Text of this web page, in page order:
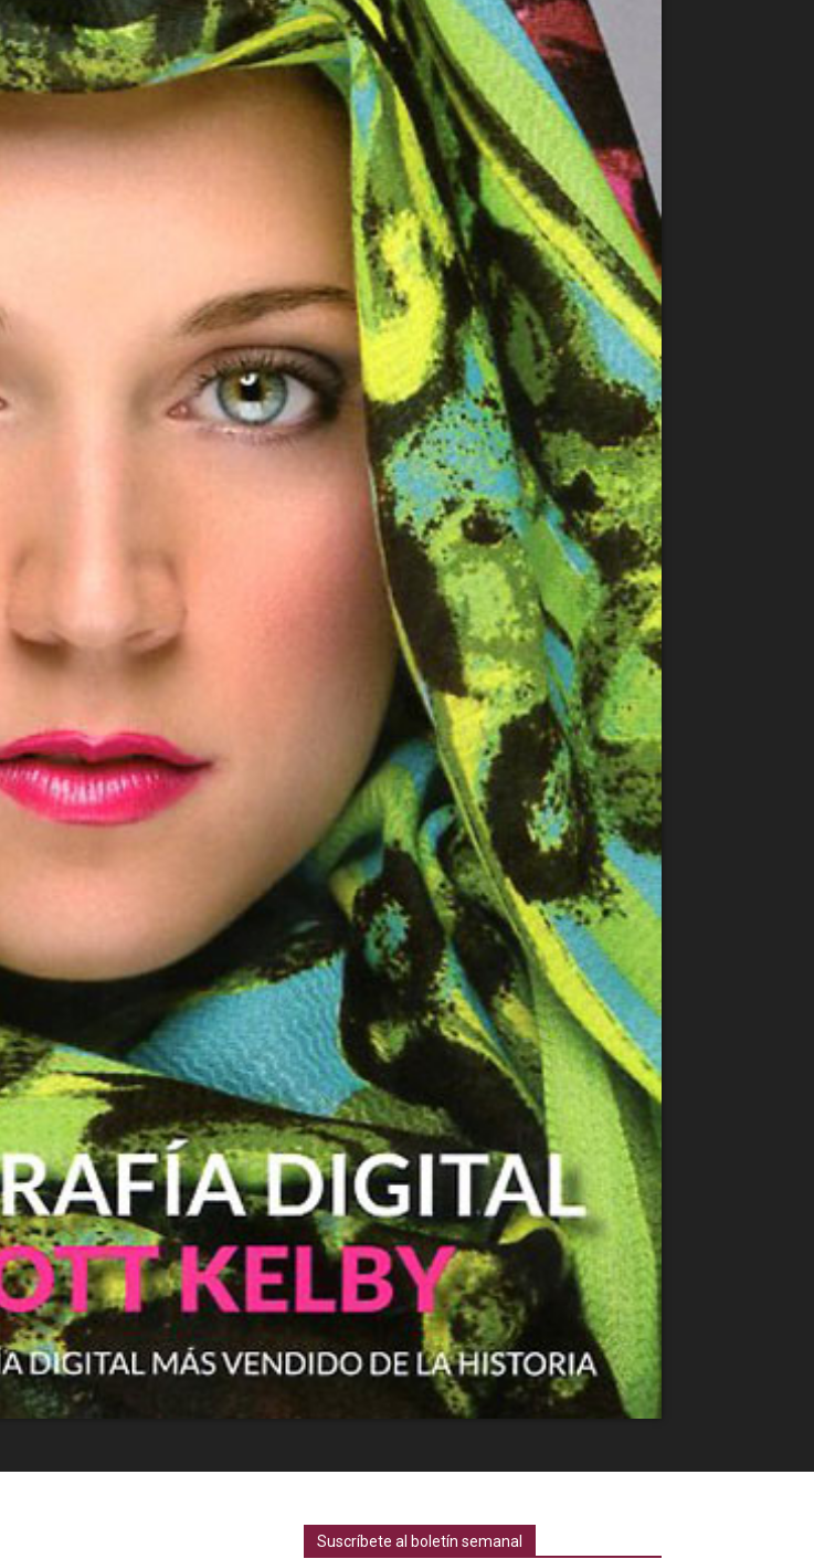
Suscríbete al boletín semanal